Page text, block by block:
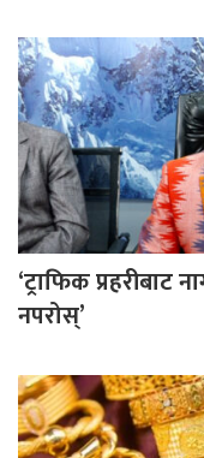
‘ट्राफिक
नपरोस्’